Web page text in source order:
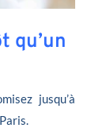
qu’un
jusqu’à